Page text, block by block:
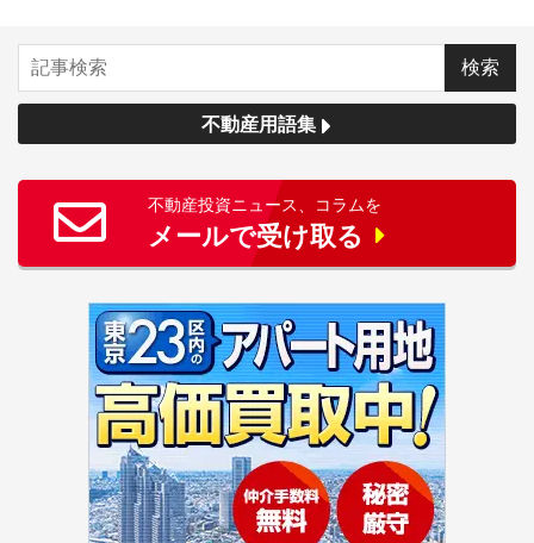
不動産用語集
不動産投資ニュース、コラムを
メールで受け取る